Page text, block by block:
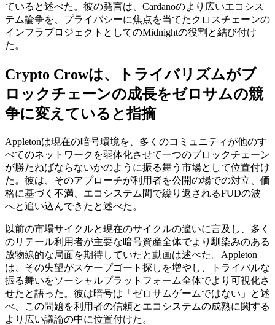
ていると述べた。彼の発言は、Cardanoのより広いエコシス
テム論争を、プライバシーに焦点を当てたクロスチェーンの
インフラプロジェクトとしてのMidnightの役割と結び付け
た。
Crypto Crowは、トライバリズムがブ
ロックチェーンの成長をゼロサムの競
争に変えていると指摘
Appletonは現在の暗号環境を、多くのコミュニティが他のす
べてのネットワークを弱体化させて一つのブロックチェーン
が勝たねばならないかのように振る舞う市場として位置付け
た。彼は、そのアプローチが利用者を公開の場での対立、価
格に基づく不満、エコシステム間で繰り返されるFUDの波
へと追い込んできたと述べた。
以前の市場サイクルと現在のサイクルの違いに言及し、多く
のリテール利用者が主要な暗号資産全体でより馴染みのある
放物線的な局面を期待していたと動画は述べた。Appleton
は、その失望がスケープゴート探しを増やし、トライバルな
振る舞いをソーシャルプラットフォーム全体でより可視化さ
せたと語った。彼は暗号は「ゼロサムゲームではない」と述
べ、この問題を利用者の信頼とエコシステムの成熟に関する
より広い議論の中に位置付けた。